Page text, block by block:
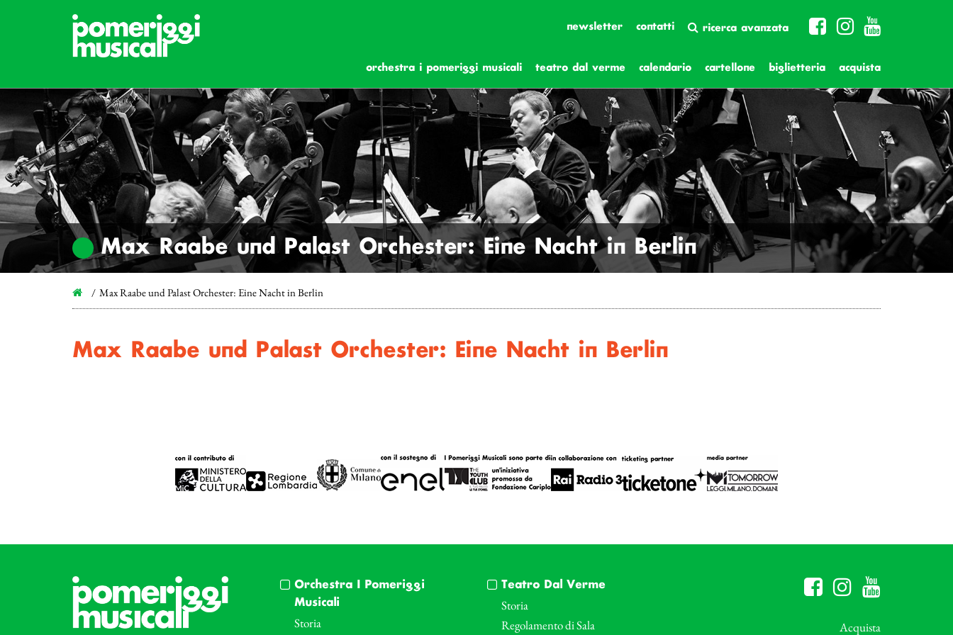
newsletter contatti ricerca avanzata
orchestra i pomeriggi musicali teatro dal verme calendario cartellone biglietteria acquista
Max Raabe und Palast Orchester: Eine Nacht in Berlin
Max Raabe und Palast Orchester: Eine Nacht in Berlin
Max Raabe und Palast Orchester: Eine Nacht in Berlin
Orchestra I Pomeriggi
Musicali
Storia
Teatro Dal Verme
Storia
Regolamento di Sala
Acquista